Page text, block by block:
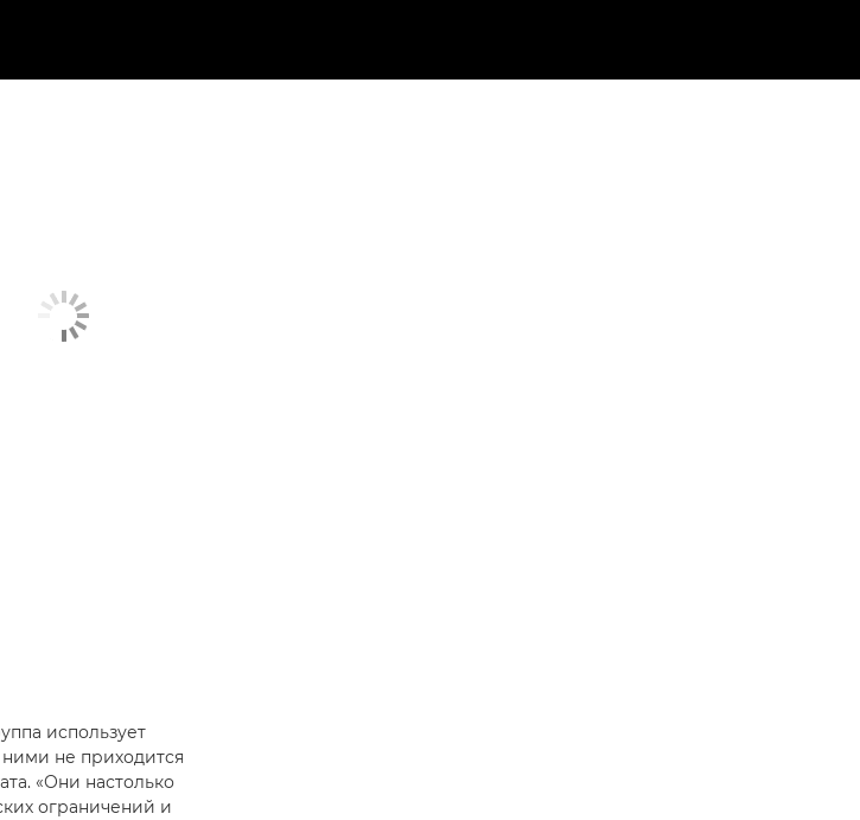
использует
ними не приходится
«Они настолько
ограничений и